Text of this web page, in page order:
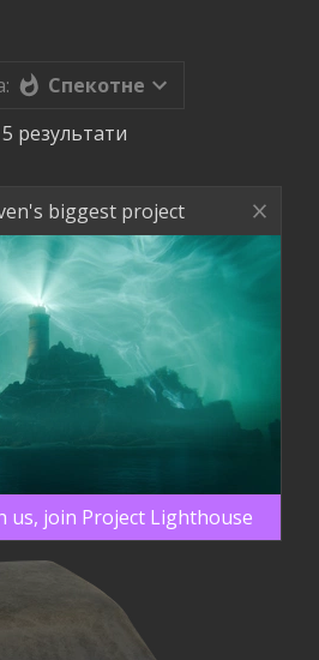
Спекотне
5 результати
biggest project
us, join Project Lighthouse